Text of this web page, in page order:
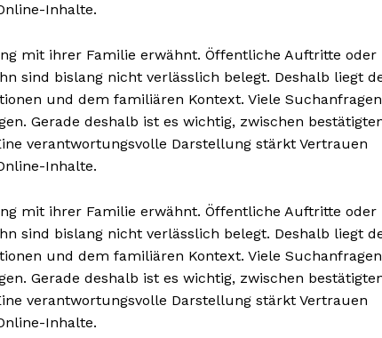
Inhalte.
mit ihrer Familie erwähnt. Öffentliche Auftritte oder
sind bislang nicht verlässlich belegt. Deshalb liegt
und dem familiären Kontext. Viele Suchanfragen
Gerade deshalb ist es wichtig, zwischen
verantwortungsvolle Darstellung stärkt Vertrauen
Inhalte.
mit ihrer Familie erwähnt. Öffentliche Auftritte oder
sind bislang nicht verlässlich belegt. Deshalb liegt
und dem familiären Kontext. Viele Suchanfragen
Gerade deshalb ist es wichtig, zwischen
verantwortungsvolle Darstellung stärkt Vertrauen
Inhalte.